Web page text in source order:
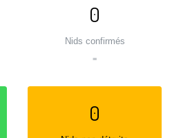
0
Nids confirmés
=
0